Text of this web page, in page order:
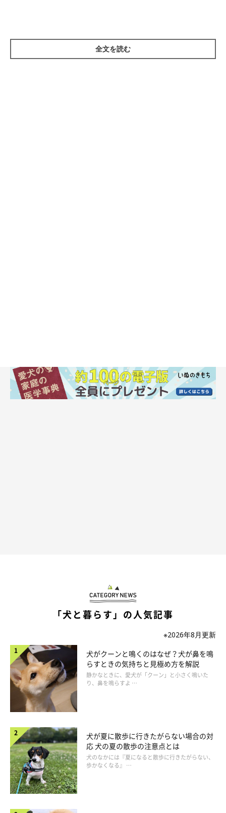
まいにちのいぬ・ねこのきもちアプリ
ウンチが出にくそうなら「便秘」かも
まいにちのいぬ・ねこのきもちアプリ
排せつ姿勢をとっているのになかなかウンチが出ないときは、
動不足だったりすると、便秘になることがあります。特にシニア
犬は運動量が減り、水を飲みに行くことさえ面倒になるので便秘
がちになることも。
愛犬に便秘が疑われる場合は、いつも与えているドライフードに
全文を読む
「犬と暮らす」の人気記事
※2026年8月更新
犬がクーンと鳴くのはなぜ？犬が鼻を鳴
らすときの気持ちと見極め方を解説
静かなときに、愛犬が「クーン」と小さく鳴いた
り、鼻を鳴らすよ …
犬が夏に散歩に行きたがらない場合の対
応 犬の夏の散歩の注意点とは
犬のなかには『夏になると散歩に行きたがらない、
歩かなくなる』 …